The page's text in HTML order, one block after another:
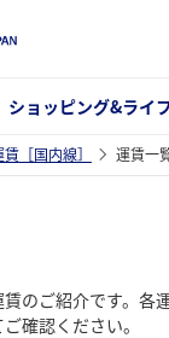
ショッピング&ライ
賃［国内線］ 運賃一
のご紹介です。各
確認ください。